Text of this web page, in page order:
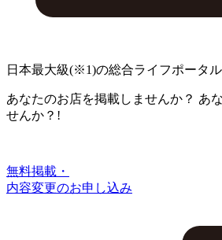
日本最大級(※1)の総合ライフポータ
あなたのお店を掲載しませんか？ あ
せんか？!
無料掲載・
内容変更のお申し込み